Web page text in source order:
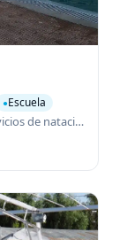
●Escuela
Instalación acuática en Pergamino con servicios de natación para todas las edades.